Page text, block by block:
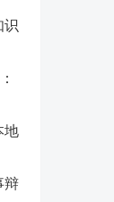
识
地
辩